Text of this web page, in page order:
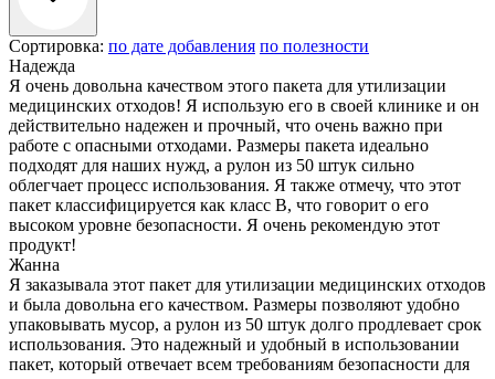
Сортировка: по дате добавления по полезности
Надежда
Я очень довольна качеством этого пакета для утилизации
медицинских отходов! Я использую его в своей клинике и он
действительно надежен и прочный, что очень важно при
работе с опасными отходами. Размеры пакета идеально
подходят для наших нужд, а рулон из 50 штук сильно
облегчает процесс использования. Я также отмечу, что этот
пакет классифицируется как класс В, что говорит о его
высоком уровне безопасности. Я очень рекомендую этот
продукт!
Жанна
Я заказывала этот пакет для утилизации медицинских отходов
и была довольна его качеством. Размеры позволяют удобно
упаковывать мусор, а рулон из 50 штук долго продлевает срок
использования. Это надежный и удобный в использовании
пакет, который отвечает всем требованиям безопасности для